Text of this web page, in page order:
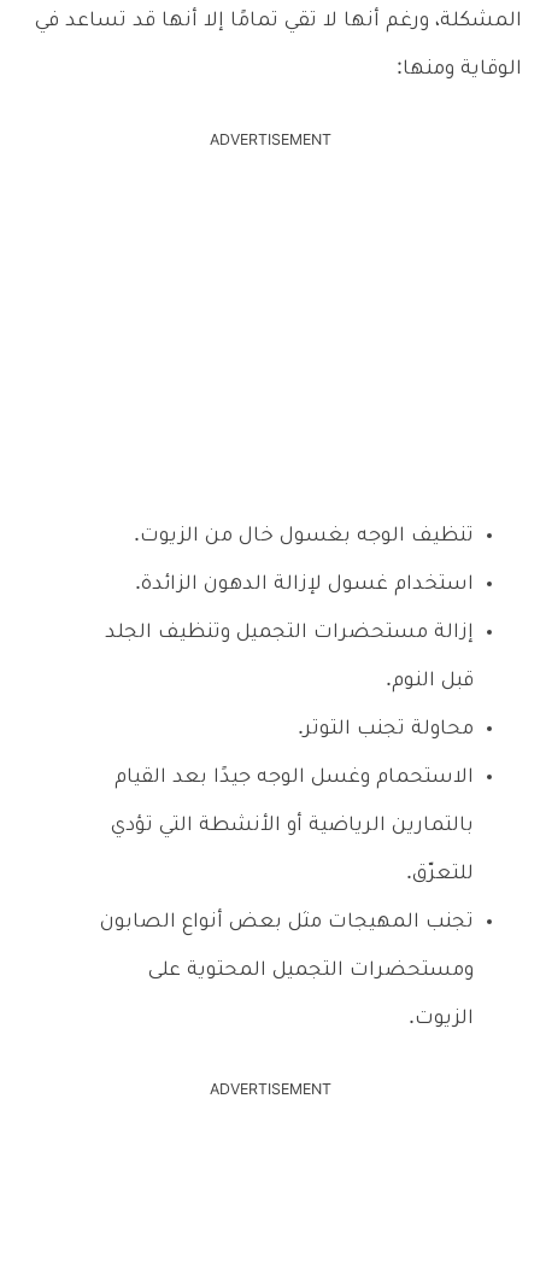
المشكلة، ورغم أنها لا تقي تمامًا إلا أنها قد تساعد في
الوقاية ومنها:
ADVERTISEMENT
تنظيف الوجه بغسول خال من الزيوت.
استخدام غسول لإزالة الدهون الزائدة.
إزالة مستحضرات التجميل وتنظيف الجلد
قبل النوم.
محاولة تجنب التوتر.
الاستحمام وغسل الوجه جيدًا بعد القيام
بالتمارين الرياضية أو الأنشطة التي تؤدي
للتعرّق.
تجنب المهيجات مثل بعض أنواع الصابون
ومستحضرات التجميل المحتوية على
الزيوت.
ADVERTISEMENT